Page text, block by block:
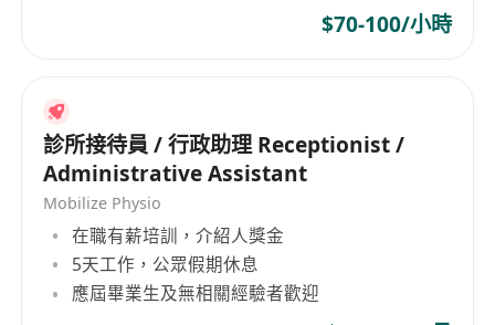
$70-100/小時
診所接待員 / 行政助理 Receptionist /
Administrative Assistant
Mobilize Physio
在職有薪培訓，介紹人獎金
5天工作，公眾假期休息
應屆畢業生及無相關經驗者歡迎